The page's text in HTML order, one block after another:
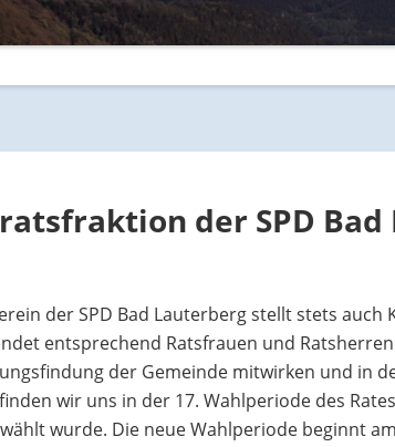
der SPD
der SPD Bad Lauterberg stellt stets
entsprechend Ratsfrauen und
der Gemeinde mitwirken und in
wir uns in der 17. Wahlperiode des
wurde. Die neue Wahlperiode beginnt